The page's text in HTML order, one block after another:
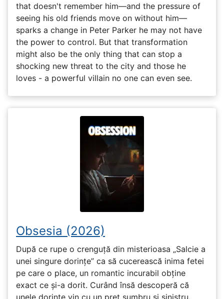
that doesn't remember him—and the pressure of
seeing his old friends move on without him—
sparks a change in Peter Parker he may not have
the power to control. But that transformation
might also be the only thing that can stop a
shocking new threat to the city and those he
loves - a powerful villain no one can even see.
Obsesia (2026)
După ce rupe o crenguță din misterioasa „Salcie a
unei singure dorințe” ca să cucerească inima fetei
pe care o place, un romantic incurabil obține
exact ce și-a dorit. Curând însă descoperă că